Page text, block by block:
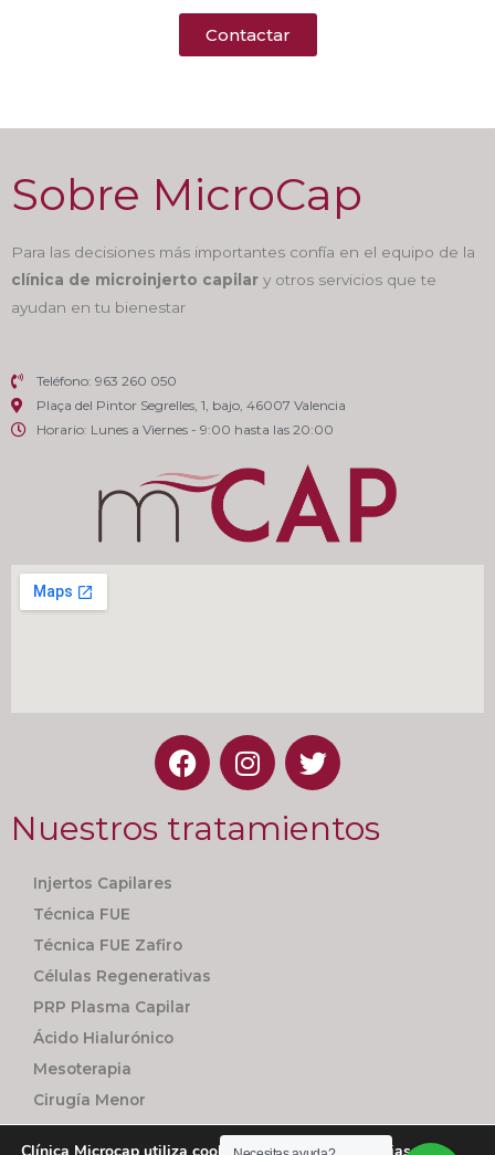
Contactar
Sobre MicroCap
Para las decisiones más importantes confía en el equipo de la
clínica de microinjerto capilar y otros servicios que te
ayudan en tu bienestar
Teléfono: 963 260 050
Plaça del Pintor Segrelles, 1, bajo, 46007 Valencia
Horario: Lunes a Viernes - 9:00 hasta las 20:00
Nuestros tratamientos
Injertos Capilares
Técnica FUE
Técnica FUE Zafiro
Células Regenerativas
PRP Plasma Capilar
Ácido Hialurónico
Mesoterapia
Cirugía Menor
Seguimiento Personalizado